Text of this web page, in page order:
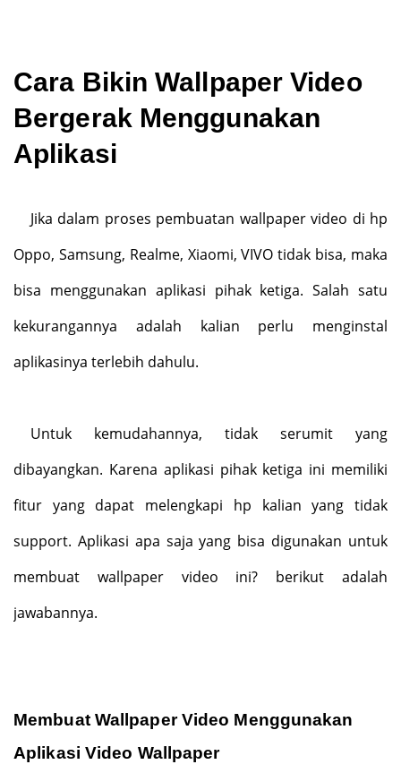
Cara Bikin Wallpaper Video
Bergerak Menggunakan
Aplikasi
Jika dalam proses pembuatan wallpaper video di hp
Oppo, Samsung, Realme, Xiaomi, VIVO tidak bisa, maka
bisa menggunakan aplikasi pihak ketiga. Salah satu
kekurangannya adalah kalian perlu menginstal
aplikasinya terlebih dahulu.
Untuk kemudahannya, tidak serumit yang
dibayangkan. Karena aplikasi pihak ketiga ini memiliki
fitur yang dapat melengkapi hp kalian yang tidak
support. Aplikasi apa saja yang bisa digunakan untuk
membuat wallpaper video ini? berikut adalah
jawabannya.
Membuat Wallpaper Video Menggunakan
Aplikasi Video Wallpaper